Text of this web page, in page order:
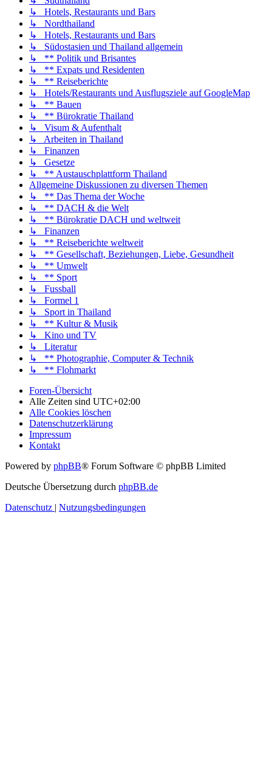
↳ Hotels, Restaurants und Bars
↳ Nordthailand
↳ Hotels, Restaurants und Bars
↳ Südostasien und Thailand allgemein
↳ ** Politik und Brisantes
↳ ** Expats und Residenten
↳ ** Reiseberichte
↳ Hotels/Restaurants und Ausflugsziele auf GoogleMap
↳ ** Bauen
↳ ** Bürokratie Thailand
↳ Visum & Aufenthalt
↳ Arbeiten in Thailand
↳ Finanzen
↳ Gesetze
↳ ** Austauschplattform Thailand
Allgemeine Diskussionen zu diversen Themen
↳ ** Das Thema der Woche
↳ ** DACH & die Welt
↳ ** Bürokratie DACH und weltweit
↳ Finanzen
↳ ** Reiseberichte weltweit
↳ ** Gesellschaft, Beziehungen, Liebe, Gesundheit
↳ ** Umwelt
↳ ** Sport
↳ Fussball
↳ Formel 1
↳ Sport in Thailand
↳ ** Kultur & Musik
↳ Kino und TV
↳ Literatur
↳ ** Photographie, Computer & Technik
↳ ** Flohmarkt
Foren-Übersicht
Alle Zeiten sind UTC+02:00
Alle Cookies löschen
Datenschutzerklärung
Impressum
Kontakt
Powered by phpBB® Forum Software © phpBB Limited
Deutsche Übersetzung durch phpBB.de
Datenschutz | Nutzungsbedingungen